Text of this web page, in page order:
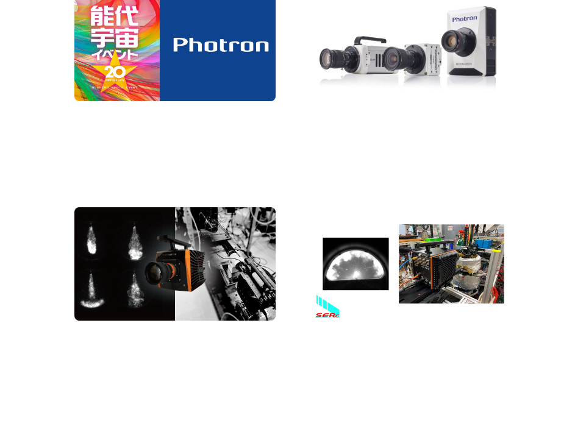
第20回 能代宇宙イベント フォトロン賞
受賞発表
可視化 #缶サット#ハイブリットロケット#能代宇宙イベント
ハイスピードカメラの価格帯は？選び方
可視化 #価格#選び方
水素ガスエンジンにおける副室乱流ジェ
ット点火挙動の可視化
燃焼 可視化
#副室乱流ジェット#水素ガスエンジン
#イメージインテンシファイア#I.I
RCEMにおける水素燃焼デモ撮影事例の
燃焼 可視化 #水素燃焼、解析、試験・測定